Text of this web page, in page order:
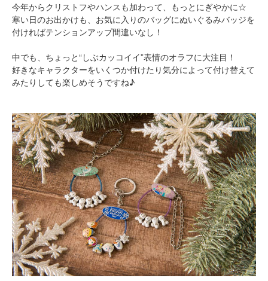
今年からクリストフやハンスも加わって、もっとにぎやかに☆
寒い日のお出かけも、お気に入りのバッグにぬいぐるみバッジを
付ければテンションアップ間違いなし！
中でも、ちょっと“しぶカッコイイ”表情のオラフに大注目！
好きなキャラクターをいくつか付けたり気分によって付け替えて
みたりしても楽しめそうですね♪